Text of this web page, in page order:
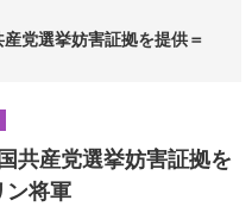
党選挙妨害証拠を提供＝
共産党選挙妨害証拠を
ン将軍